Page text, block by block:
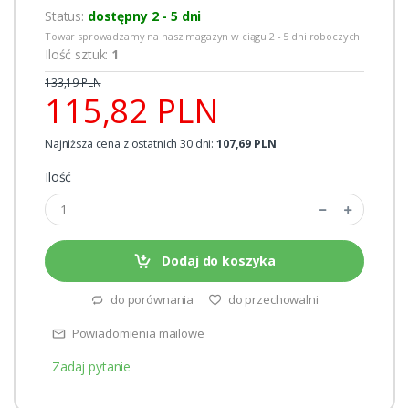
Status: dostępny 2 - 5 dni
Towar sprowadzamy na nasz magazyn w ciągu 2 - 5 dni roboczych
Ilość sztuk: 1
115,82 PLN
133,19 PLN
Najniższa cena z ostatnich 30 dni: 107,69 PLN
Ilość
Dodaj do koszyka
do porównania do przechowalni
Powiadomienia mailowe
Zadaj pytanie